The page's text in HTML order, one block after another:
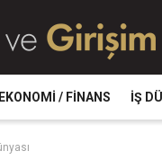
EKONOMI / FINANS İŞ